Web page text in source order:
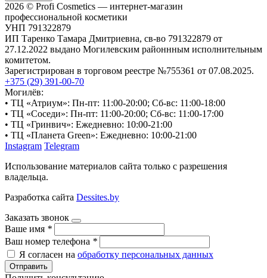
2026 © Profi Cosmetics — интернет-магазин
профессиональной косметики
УНП 791322879
ИП Таренко Тамара Дмитриевна, св-во 791322879 от
27.12.2022 выдано Могилевским районнным исполнительным
комитетом.
Зарегистрирован в торговом реестре №755361 от 07.08.2025.
+375 (29) 391-00-70
Могилёв:
• ТЦ «Атриум»: Пн-пт: 11:00-20:00; Сб-вс: 11:00-18:00
• ТЦ «Соседи»: Пн-пт: 11:00-20:00; Сб-вс: 11:00-17:00
• ТЦ «Гринвич»: Ежедневно: 10:00-21:00
• ТЦ «Планета Green»: Ежедневно: 10:00-21:00
Instagram Telegram
Использование материалов сайта только с разрешения
владельца.
Разработка сайта Dessites.by
Заказать звонок
Ваше имя *
Ваш номер телефона *
Я согласен на обработку персональных данных
Отправить